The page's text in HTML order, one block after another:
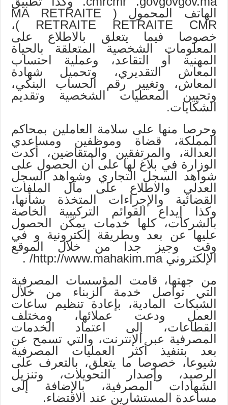
الهاتف المحمول ( MA RETRAITE
RETRAITE RETRAITE CMR )،
خصوصا فيما يتعلق بالاطلاع على
المعلومات الشخصية المتعلقة بالحياة
المهنية أو التقاعد، وعملية احتساب
المعاش التقديري، وتحميل شهادة
المعاش، وتغيير رقم الحساب البنكي،
وتحيين المعطيات الشخصية وتقديم
الشكايات.
وحرصا منها على سلامة العاملين بمحاكم
المملكة، قضاة وموظفين ومساعدي
العدالة، والمرتفقين والمتقاضين، أكدت
الوزارة في بلاغ لها على أن الحصول على
شواهد السجل التجاري وشواهد السجل
العدلي والاطلاع على مآل الملفات
القضائية والإجراءات المتخذة بشأنها،
وكذا إيداع القوائم التركيبية الخاصة
بالشركات، كلها خدمات يمكن الحصول
عليها عن بعد وبطريقة إلكترونية و في
وقت وجيز جدا من خلال الموقع
الإلكتروني http://www.mahakim.ma/ .
من جهتها، قامت المؤسسات المصرفية
التي تواصل خدمة الزبناء من خلال
الشبكات المادية، بإعادة تنظيم ساعات
العمل ودعت عملائها، ومختلف
القطاعات، إلى اعتماد الخدمات
المصرفية عبر الإنترنت، والتي تسمح عن
بعد بتنفيذ أكثر العمليات المصرفية
شيوعا، خصوصا ما يتعلق، بالتعرف على
الرصيد، وإصدار التحويلات، وتنزيل
الشهادات المصرفية، بالإضافة إلى
مساعدة المستشارين عند الاقتضاء.